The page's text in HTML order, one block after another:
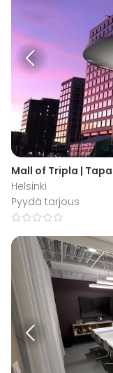
Mall of Tripla |
Helsinki
Pyydä tarjous